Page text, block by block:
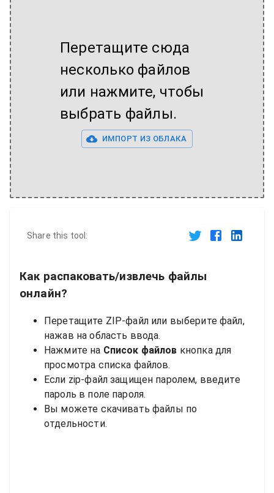
Перетащите сюда
несколько файлов
или нажмите, чтобы
выбрать файлы.
ИМПОРТ ИЗ ОБЛАКА
Share this tool:
Как распаковать/извлечь файлы
онлайн?
Перетащите ZIP-файл или выберите файл,
нажав на область ввода.
Нажмите на Список файлов кнопка для
просмотра списка файлов.
Если zip-файл защищен паролем, введите
пароль в поле пароля.
Вы можете скачивать файлы по
отдельности.